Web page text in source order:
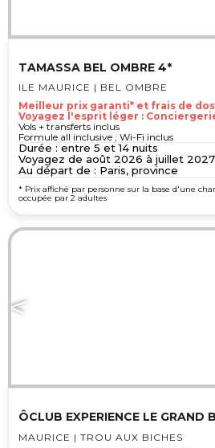
TAMASSA BEL OMBRE 4*
ILE MAURICE | BEL OMBRE
Meilleur prix garanti* et frais de
Voyagez l'esprit léger :
Vols + transferts inclus
Formule all inclusive ; Wi-Fi inclus
Durée : entre 5 et 14 nuits
Voyagez de août 2026 à juillet 2027
Au départ de : Paris, province
* Prix affiché par personne sur la base d'une
occupée par 2 adultes
ÔCLUB EXPERIENCE LE GRAND
MAURICE | TROU AUX BICHES